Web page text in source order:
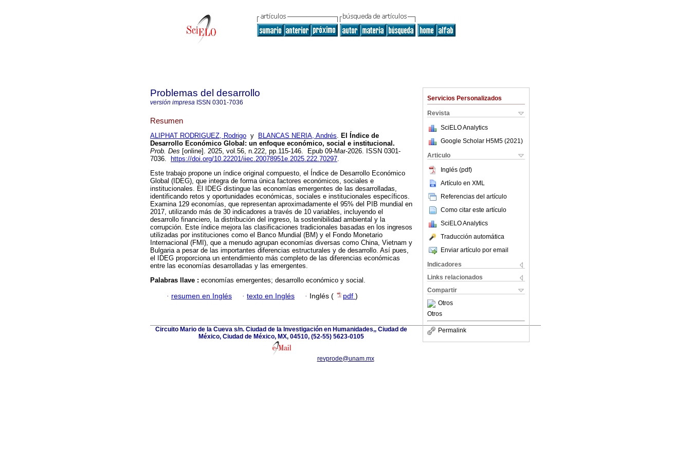
Servicios Personalizados
Revista
SciELO Analytics
Google Scholar H5M5 (2021 )
Articulo
Inglés (pdf)
Artículo en XML
Referencias del artículo
Como citar este artículo
SciELO Analytics
Traducción automática
Enviar artículo por email
Indicadores
Links relacionados
Compartir
Otros
Otros
Permalink
Problemas del desarrollo
versión impresa ISSN 0301-7036
Resumen
ALIPHAT RODRIGUEZ, Rodrigo y BLANCAS NERIA, Andrés. El Índice de
Desarrollo Económico Global: un enfoque económico, social e institucional.
Prob. Des [online]. 2025, vol.56, n.222, pp.115-146. Epub 09-Mar-2026. ISSN 0301-
7036.
https://doi.org/10.22201/iiec.20078951e.2025.222.70297.
Este trabajo propone un índice original compuesto, el Índice de Desarrollo Económico
Global (IDEG), que integra de forma única factores económicos, sociales e
institucionales. El IDEG distingue las economías emergentes de las desarrolladas,
identificando retos y oportunidades económicas, sociales e institucionales específicos.
Examina 129 economías, que representan aproximadamente el 95% del PIB mundial en
2017, utilizando más de 30 indicadores a través de 10 variables, incluyendo el
desarrollo financiero, la distribución del ingreso, la sostenibilidad ambiental y la
corrupción. Este índice mejora las clasificaciones tradicionales basadas en los ingresos
utilizadas por instituciones como el Banco Mundial (BM) y el Fondo Monetario
Internacional (FMI), que a menudo agrupan economías diversas como China, Vietnam y
Bulgaria a pesar de las importantes diferencias estructurales y de desarrollo. Así pues,
el IDEG proporciona un entendimiento más completo de las diferencias económicas
entre las economías desarrolladas y las emergentes.
Palabras llave : economías emergentes; desarrollo económico y social.
· resumen en Inglés · texto en Inglés · Inglés ( pdf )
Circuito Mario de la Cueva s/n. Ciudad de la Investigación en Humanidades,, Ciudad de
México, Ciudad de México, MX, 04510, (52-55) 5623-0105
revprode@unam.mx